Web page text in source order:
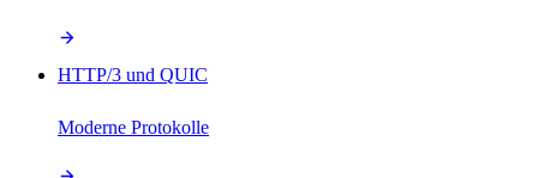
HTTP/3 und QUIC
Moderne Protokolle